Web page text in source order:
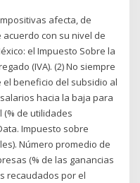
afecta, de
con su nivel de
el Impuesto Sobre la
(IVA). (2) No siempre
beneficio del subsidio al
hacia la baja para
de utilidades
Impuesto sobre
Número promedio de
(% de las ganancias
recaudados por el